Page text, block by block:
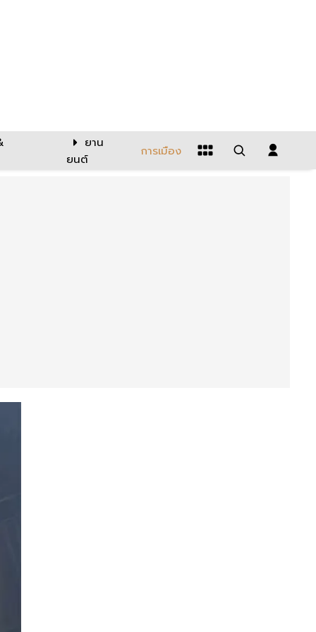
ยาน
ยนต์
การเมือง